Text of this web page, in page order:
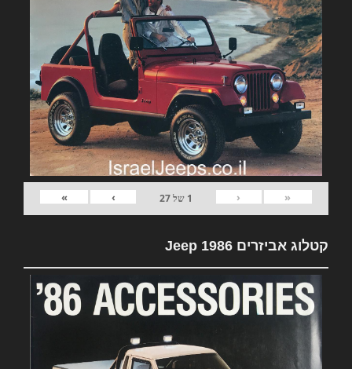
«
‹
1 של27
›
»
קטלוג אביזרים Jeep 1986